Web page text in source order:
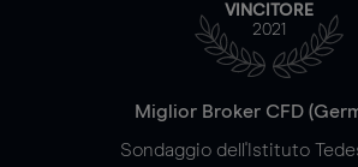
VINCITORE
2021
Miglior Broker CFD
Sondaggio dell'Istituto